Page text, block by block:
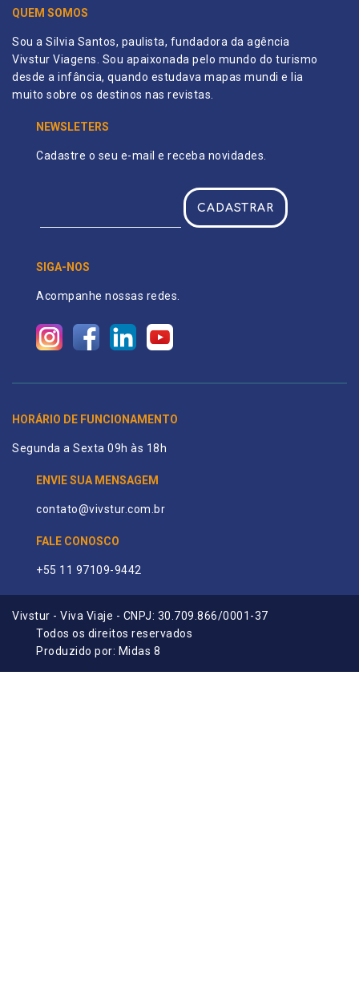
QUEM SOMOS
Sou a Silvia Santos, paulista, fundadora da agência
Vivstur Viagens. Sou apaixonada pelo mundo do turismo
desde a infância, quando estudava mapas mundi e lia
muito sobre os destinos nas revistas.
NEWSLETERS
Cadastre o seu e-mail e receba novidades.
SIGA-NOS
Acompanhe nossas redes.
HORÁRIO DE FUNCIONAMENTO
Segunda a Sexta 09h às 18h
ENVIE SUA MENSAGEM
contato@vivstur.com.br
FALE CONOSCO
+55 11 97109-9442
Vivstur - Viva Viaje - CNPJ: 30.709.866/0001-37
Todos os direitos reservados
Produzido por: Midas 8